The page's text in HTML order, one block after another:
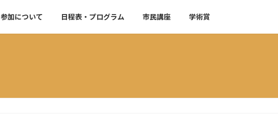
参加について 日程表・プログラム 市民講座 学術賞